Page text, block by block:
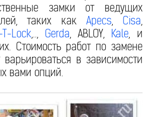
замки от ведущих
таких как Apecs, Cisa,
T-Lock,.., Gerda, ABLOY, Kale, и
Стоимость работ по замене
в зависимости
вами опций.